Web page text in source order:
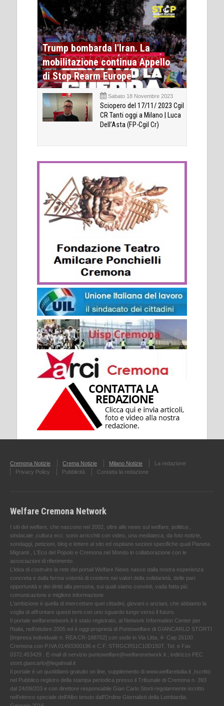
Trump bombarda l'Iran. La
mobilitazione continua Appello
di Stop Rearm Europe
Sabato 18 Novembre 2023
Sciopero del 17/11/ 2023 Cgil
CR Tanti oggi a Milano | Luca
Dell’Asta (FP-Cgil Cr)
Cremona Notizie Crema Notizie Milano Notizie
La redazione
Privacy Policy
Pubblicità Contatta la redazione
Welfare Cremona Network
I siti del welfare, che nascono nel 2002, oltre alle news sul welfare, politica ,
sindacale ,cultura ecc. sono arricchiti con video, una mediateca, da foto notizie,
sondaggi, petizioni, blog e lettere al sito ed ospitano sezioni specifiche quali Pianeta
Migranti , L'Eco del Popolo e Cremona nel Mondo in collaborazione con le
associazioni di riferimento.
L'idea di costruire la rete dei portali Welfare News nasce dalla nostra esperienza
concreta e dalla ferma volontà di credere nei valori della solidarietà, delle pari
opportunità e dei diritti alla persona, sui quali siamo convinti, vada fatta più
comunicazione e migliore informazione.
L'ambizione è quella di intercettare quei cittadini, giovani o anziani, che abbiamo la
voglia di affrontare questi temi con uno sguardo lungo verso il futuro.
Il portale welfarenetwork.it è stato registrato, al Network Information Center per
l'Italia, nell’ottobre 2005 ed è oggi proprietà di Puntowelfare di GIANCARLO STORTI
[Impresa individuale n. REA CR-188702] con sede in Via Litta, 4- Cap 26100
Cremona con P.IVA 01493300196 e C.F. STRGCR51C10D150T. Tel. e Fax
0372.453429 . E-mail di servizio puntowelfare@welfarenetwork.it ; indirizzo PEC
storti.giancarlo@legalmail.it
Il portale è un quotidiano gratuito on line, supplemento di www.welfareitalia.it ,Iscritto
nel Pubblico registro della stampa periodica presso il Tribunale di Cremona n. 393
dal 24/09/203 e con direttore responsabile Gian Carlo Storti regolarmente iscritto
nell’elenco speciale dell’Albo tenuto dall’Ordine Giornalisti della Lombardia.